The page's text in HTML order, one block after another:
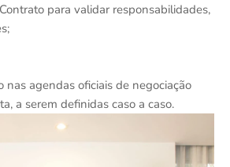
para validar responsabilidades,
nas agendas oficiais de negociação
a serem definidas caso a caso.